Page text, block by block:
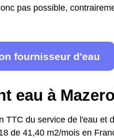
pas possible,
fournisseur d'eau
eau à
TTC du service de l'eau et
de 41,40 m2/mois en